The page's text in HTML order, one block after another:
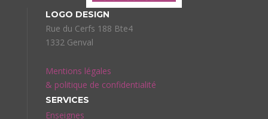
LOGO DESIGN
Rue du Cerfs 188 Bte4
1332 Genval
Mentions légales
& politique de confidentialité
SERVICES
Enseignes